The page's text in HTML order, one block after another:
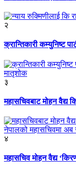
२
क्रान्तिकारी कम्युनिष्ट
३
महासचिवबाट मोहन वैद्य
४
महासचिव मोहन वैद्य